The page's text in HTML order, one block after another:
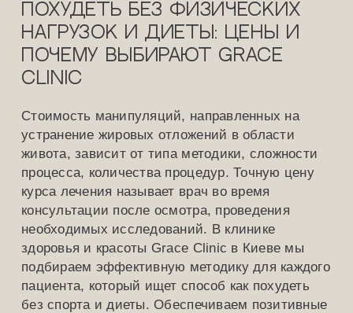
Похудеть без физических
нагрузок и диеты: цены и
почему выбирают Grace
Clinic
Стоимость манипуляций, направленных на
устранение жировых отложений в области
живота, зависит от типа методики, сложности
процесса, количества процедур. Точную цену
курса лечения называет врач во время
консультации после осмотра, проведения
необходимых исследований. В клинике
здоровья и красоты Grace Clinic в Киеве мы
подбираем эффективную методику для каждого
пациента, который ищет способ как похудеть
без спорта и диеты. Обеспечиваем позитивные